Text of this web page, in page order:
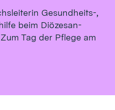
Gesundheits-,
beim Diözesan-
Tag der Pflege am